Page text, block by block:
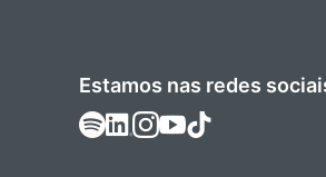
Estamos nas redes